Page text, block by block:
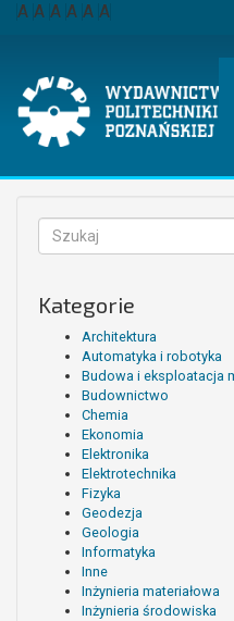
Przejdź
A A A A A A
Formularz
wyszukiwania
Kategorie
Architektura
Automatyka i robotyka
Budowa i eksploatacja
Budownictwo
Chemia
Ekonomia
Elektronika
Elektrotechnika
Fizyka
Geodezja
Geologia
Informatyka
Inne
Inżynieria materiałowa
Inżynieria środowiska